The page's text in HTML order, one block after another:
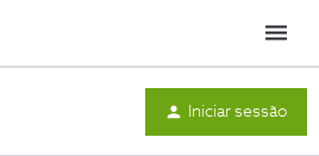
Menu
Iniciar sessão